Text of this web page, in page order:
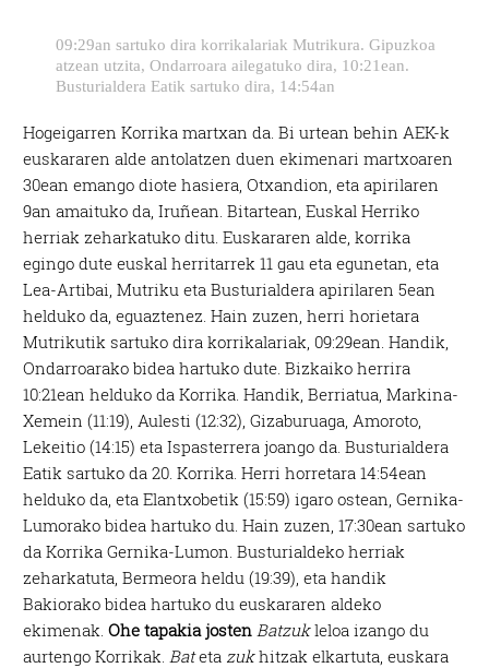
09:29an sartuko dira korrikalariak Mutrikura. Gipuzkoa
atzean utzita, Ondarroara ailegatuko dira, 10:21ean.
Busturialdera Eatik sartuko dira, 14:54an
Hogeigarren Korrika martxan da. Bi urtean behin AEK-k
euskararen alde antolatzen duen ekimenari martxoaren
30ean emango diote hasiera, Otxandion, eta apirilaren
9an amaituko da, Iruñean. Bitartean, Euskal Herriko
herriak zeharkatuko ditu. Euskararen alde, korrika
egingo dute euskal herritarrek 11 gau eta egunetan, eta
Lea-Artibai, Mutriku eta Busturialdera apirilaren 5ean
helduko da, eguaztenez. Hain zuzen, herri horietara
Mutrikutik sartuko dira korrikalariak, 09:29ean. Handik,
Ondarroarako bidea hartuko dute. Bizkaiko herrira
10:21ean helduko da Korrika. Handik, Berriatua, Markina-
Xemein (11:19), Aulesti (12:32), Gizaburuaga, Amoroto,
Lekeitio (14:15) eta Ispasterrera joango da. Busturialdera
Eatik sartuko da 20. Korrika. Herri horretara 14:54ean
helduko da, eta Elantxobetik (15:59) igaro ostean, Gernika-
Lumorako bidea hartuko du. Hain zuzen, 17:30ean sartuko
da Korrika Gernika-Lumon. Busturialdeko herriak
zeharkatuta, Bermeora heldu (19:39), eta handik
Bakiorako bidea hartuko du euskararen aldeko
ekimenak.Ohe tapakia josten Batzukleloa izango du
aurtengo Korrikak. Bateta zukhitzak elkartuta, euskara